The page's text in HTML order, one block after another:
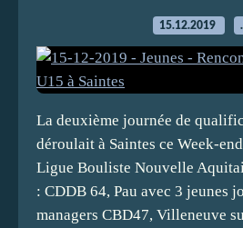
15.12.2019
La deuxième journée de
déroulait à Saintes ce Week-
Ligue Bouliste Nouvelle
: CDDB 64, Pau avec 3 jeunes
managers CBD47, Villeneuve